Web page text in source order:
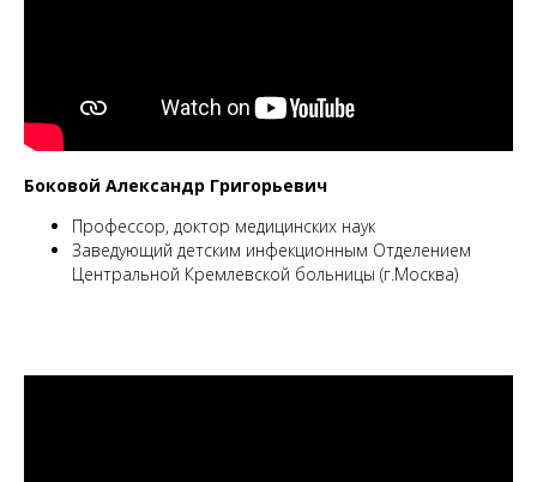
Боковой Александр Григорьевич
Профессор, доктор медицинских наук
Заведующий детским инфекционным Отделением
Центральной Кремлевской больницы (г.Москва)